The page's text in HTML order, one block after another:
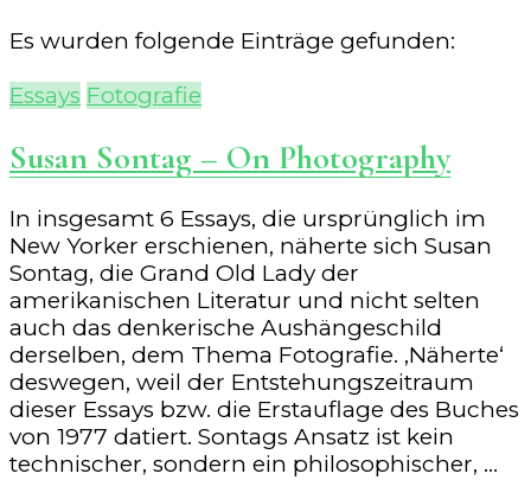
Es wurden folgende Einträge gefunden:
Essays Fotografie
Susan Sontag – On Photography
In insgesamt 6 Essays, die ursprünglich im
New Yorker erschienen, näherte sich Susan
Sontag, die Grand Old Lady der
amerikanischen Literatur und nicht selten
auch das denkerische Aushängeschild
derselben, dem Thema Fotografie. ‚Näherte‘
deswegen, weil der Entstehungszeitraum
dieser Essays bzw. die Erstauflage des Buches
von 1977 datiert. Sontags Ansatz ist kein
technischer, sondern ein philosophischer, …